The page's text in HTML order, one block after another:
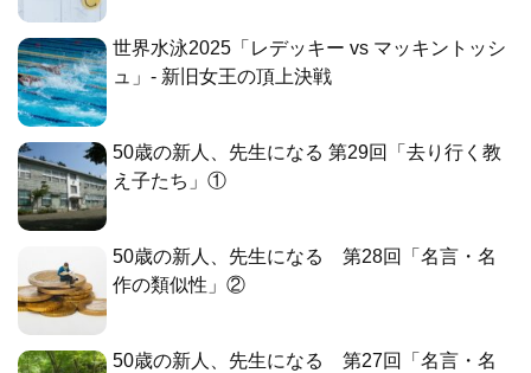
世界水泳2025「レデッキー vs マッキントッシ
ュ」- 新旧女王の頂上決戦
50歳の新人、先生になる 第29回「去り行く教
え子たち」①
50歳の新人、先生になる 第28回「名言・名
作の類似性」②
50歳の新人、先生になる 第27回「名言・名